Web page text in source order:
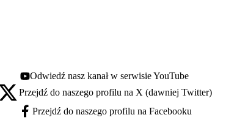
Youtube - otwiera się w nowej karcie
Odwiedź nasz kanał w serwisie YouTube
X - otwiera się w nowej karcie
Przejdź do naszego profilu na X (dawniej Twitter)
Facebook - otwiera się w nowej karcie
Przejdź do naszego profilu na Facebooku